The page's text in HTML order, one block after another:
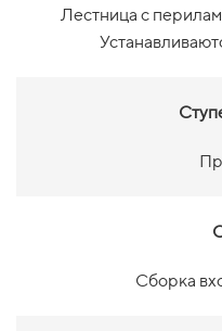
Лестница с
Сборка